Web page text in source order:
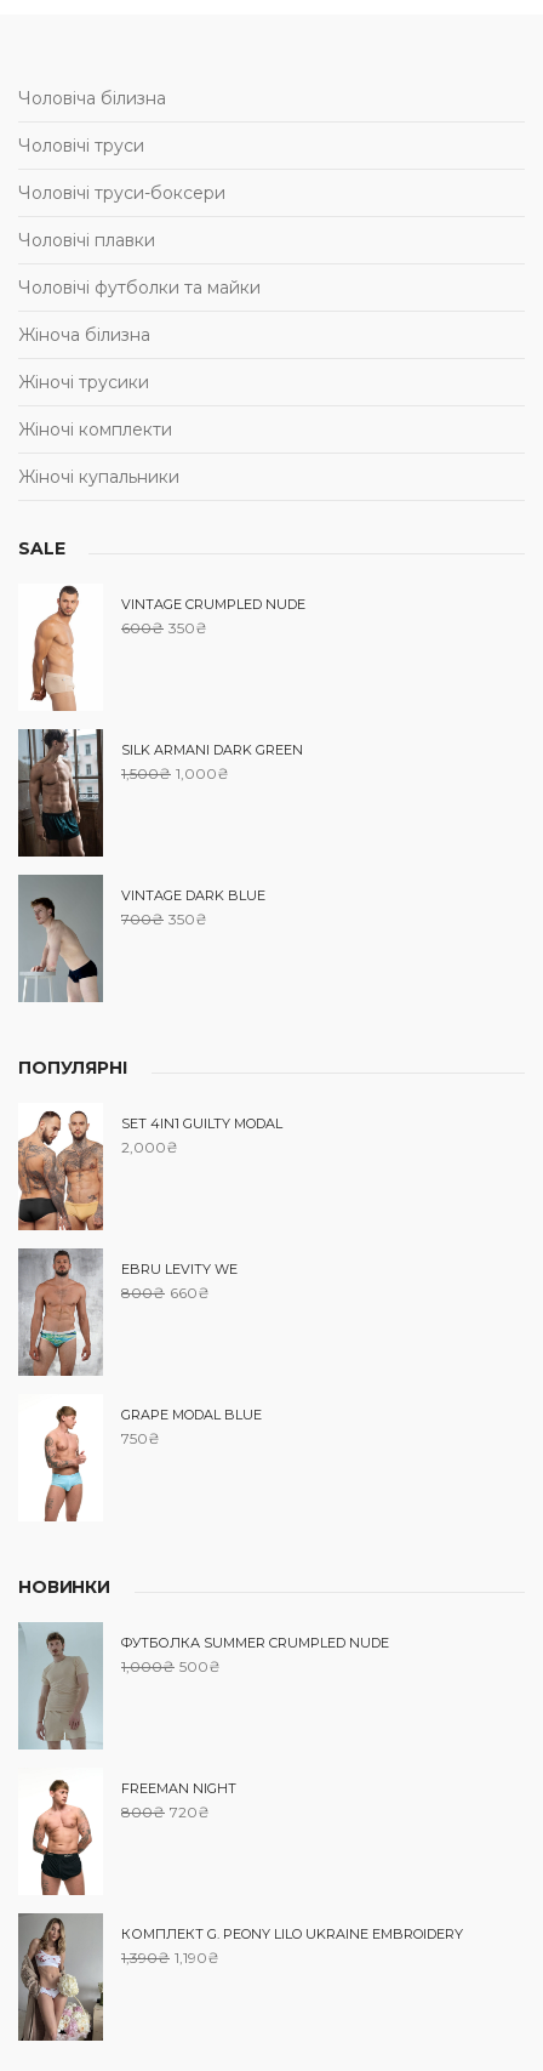
Чоловіча білизна
Чоловічі труси
Чоловічі труси-боксери
Чоловічі плавки
Чоловічі футболки та майки
Жіноча білизна
Жіночі трусики
Жіночі комплекти
Жіночі купальники
SALE
VINTAGE CRUMPLED NUDE
600₴ 350₴
SILK ARMANI DARK GREEN
1,500₴ 1,000₴
VINTAGE DARK BLUE
700₴ 350₴
ПОПУЛЯРНІ
SET 4IN1 GUILTY MODAL
2,000₴
EBRU LEVITY WE
800₴ 660₴
GRAPE MODAL BLUE
750₴
НОВИНКИ
ФУТБОЛКА SUMMER CRUMPLED NUDE
1,000₴ 500₴
FREEMAN NIGHT
800₴ 720₴
КОМПЛЕКТ G. PEONY LILO UKRAINE EMBROIDERY
1,390₴ 1,190₴